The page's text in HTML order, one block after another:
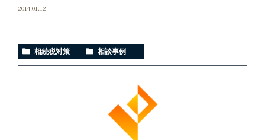
2014.01.12
相続税対策 相談事例